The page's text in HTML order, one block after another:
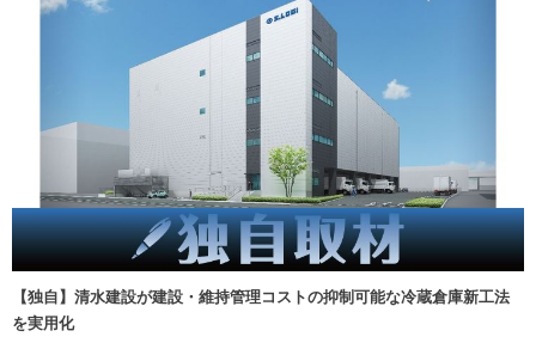
【独自】清水建設が建設・維持管理コストの抑制可能な冷蔵倉庫新工法
を実用化